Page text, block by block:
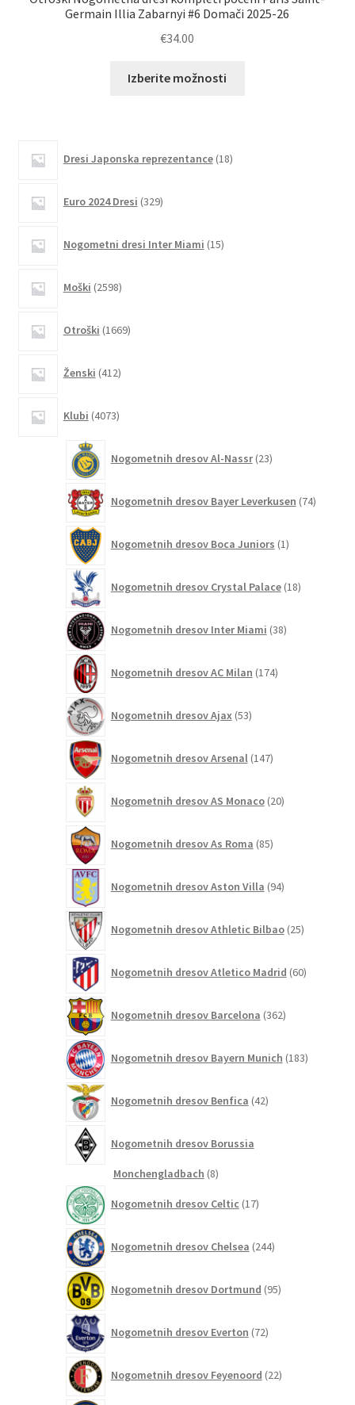
Germain Illia Zabarnyi #6 Domači 2025-26
€34.00
Izberite možnosti
Dresi Japonska reprezentance 18izdelkov
Euro 2024 Dresi 329izdelkov
Nogometni dresi Inter Miami 15izdelkov
Moški 2598izdelkov
Otroški 1669izdelkov
Ženski 412izdelkov
Klubi 4073izdelkov
Nogometnih dresov Al-Nassr 23izdelkov
Nogometnih dresov Bayer Leverkusen 74izdelkov
Nogometnih dresov Boca Juniors 1izdelek
Nogometnih dresov Crystal Palace 18izdelkov
Nogometnih dresov Inter Miami 38izdelkov
Nogometnih dresov AC Milan 174izdelkov
Nogometnih dresov Ajax 53izdelkov
Nogometnih dresov Arsenal 147izdelkov
Nogometnih dresov AS Monaco 20izdelkov
Nogometnih dresov As Roma 85izdelkov
Nogometnih dresov Aston Villa 94izdelkov
Nogometnih dresov Athletic Bilbao 25izdelkov
Nogometnih dresov Atletico Madrid 60izdelkov
Nogometnih dresov Barcelona 362izdelkov
Nogometnih dresov Bayern Munich 183izdelkov
Nogometnih dresov Benfica 42izdelkov
Nogometnih dresov Borussia
Monchengladbach 88
Nogometnih dresov Celtic 17izdelkov
Nogometnih dresov Chelsea 244izdelkov
Nogometnih dresov Dortmund 95izdelkov
Nogometnih dresov Everton 72izdelkov
Nogometnih dresov Feyenoord 22izdelkov